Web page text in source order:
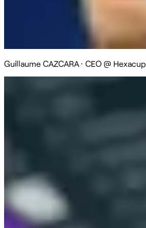
Guillaume CAZCARA · CEO @ Hexacup